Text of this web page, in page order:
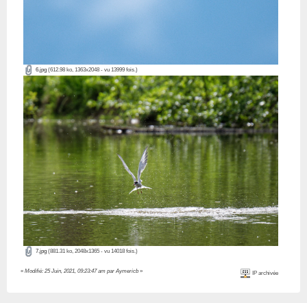
6.jpg(612.98 ko, 1363x2048 - vu 13999 fois.)
7.jpg(881.31 ko, 2048x1365 - vu 14018 fois.)
« Modifié: 25 Juin, 2021, 09:23:47 am par Aymericb» IP archivée